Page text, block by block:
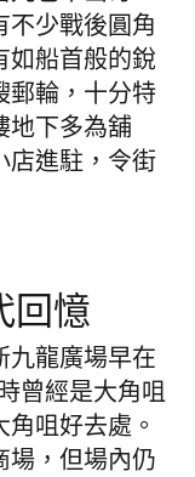
不少戰後圓角
如船首般的銳
郵輪，十分特
地下多為舖
店進駐，令街
回憶
九龍廣場早在
曾經是大角咀
角咀好去處 。
場，但場內仍